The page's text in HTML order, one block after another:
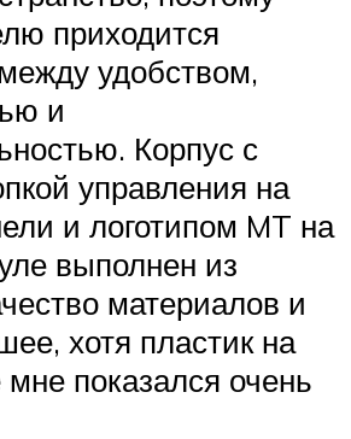
приходится
удобством,
и
Корпус с
управления на
и логотипом MT на
выполнен из
материалов и
хотя пластик на
мне показался очень